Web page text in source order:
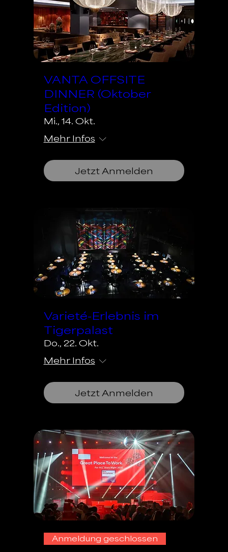
VANTA OFFSITE
DINNER (Oktober
Edition)
Mi., 14. Okt.
Mehr Infos
Jetzt Anmelden
Varieté-Erlebnis im
Tigerpalast
Do., 22. Okt.
Mehr Infos
Jetzt Anmelden
Anmeldung geschlossen